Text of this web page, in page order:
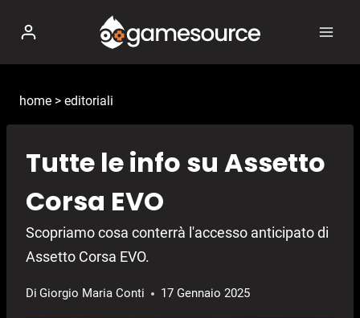
contenuto
home > editoriali
Tutte le info su Assetto
Corsa EVO
Scopriamo cosa conterrà l'accesso anticipato di
Assetto Corsa EVO.
Di Giorgio Maria Conti 17 Gennaio 2025